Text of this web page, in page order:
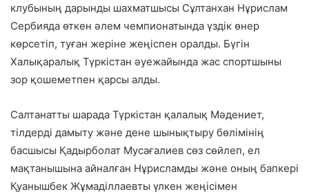
клубының дарынды шахматшысы Сұлтанхан Нұрислам
Сербияда өткен әлем чемпионатында үздік өнер
көрсетіп, туған жеріне жеңіспен оралды. Бүгін
Халықаралық Түркістан әуежайында жас спортшыны
зор қошеметпен қарсы алды.
Салтанатты шарада Түркістан қалалық Мәдениет,
тілдерді дамыту және дене шынықтыру бөлімінің
басшысы Қадырболат Мусағалиев сөз сөйлеп, ел
мақтанышына айналған Нұрисламды және оның бапкері
Қуанышбек Жұмаділлаевты үлкен жеңісімен